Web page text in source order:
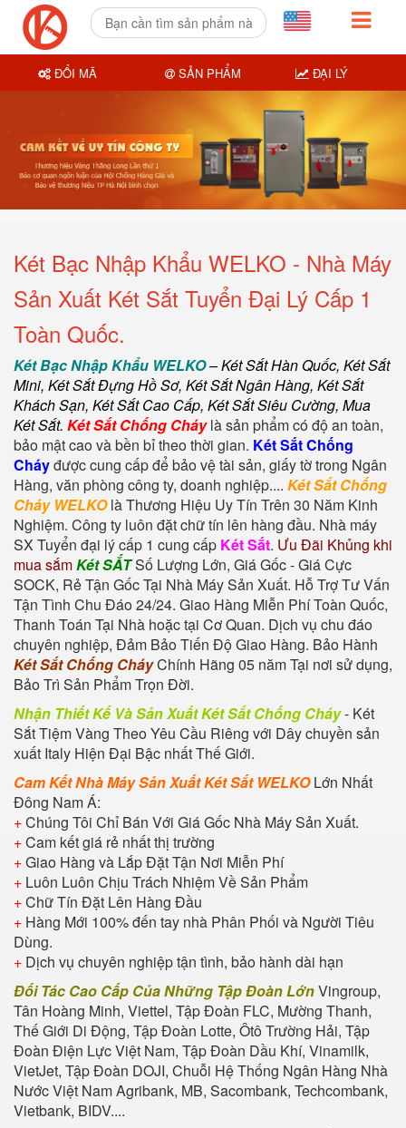
Két Bạc Nhập Khẩu WELKO - Nhà Máy
Sản Xuất Két Sắt Tuyển Đại Lý Cấp 1
Toàn Quốc.
Két Bạc Nhập Khẩu WELKO–Két Sắt Hàn Quốc, Két Sắt
Mini, Két Sắt Đựng Hồ Sơ, Két Sắt Ngân Hàng, Két Sắt
Khách Sạn, Két Sắt Cao Cấp, Két Sắt Siêu Cường, Mua
Két Sắt. Két Sắt Chống Cháylà sản phẩm có độ an toàn,
bảo mật cao và bền bỉ theo thời gian. Két Sắt Chống
Cháyđược cung cấp để bảo vệ tài sản, giấy tờ trong Ngân
Hàng, văn phòng công ty, doanh nghiệp.... Két Sắt Chống
Cháy WELKOlà Thương Hiệu Uy Tín Trên 30 Năm Kinh
Nghiệm. Công ty luôn đặt chữ tín lên hàng đầu. Nhà máy
SX Tuyển đại lý cấp 1 cung cấp Két Sắt. Ưu Đãi Khủng khi
mua sắmKét SẮTSố Lượng Lớn, Giá Gốc - Giá Cực
SOCK, Rẻ Tận Gốc Tại Nhà Máy Sản Xuất. Hỗ Trợ Tư Vấn
Tận Tình Chu Đáo 24/24. Giao Hàng Miễn Phí Toàn Quốc,
Thanh Toán Tại Nhà hoặc tại Cơ Quan. Dịch vụ chu đáo
chuyên nghiệp, Đảm Bảo Tiến Độ Giao Hàng. Bảo Hành
Két Sắt Chống CháyChính Hãng 05 năm Tại nơi sử dụng,
Bảo Trì Sản Phẩm Trọn Đời.
Nhận Thiết Kế Và Sản Xuất Két Sắt Chống Cháy- Két
Sắt Tiệm Vàng Theo Yêu Cầu Riêng với Dây chuyền sản
xuất Italy Hiện Đại Bậc nhất Thế Giới.
Cam Kết Nhà Máy Sản Xuất Két Sắt WELKOLớn Nhất
Đông Nam Á:
+Chúng Tôi Chỉ Bán Với Giá Gốc Nhà Máy Sản Xuất.
+Cam kết giá rẻ nhất thị trường
+Giao Hàng và Lắp Đặt Tận Nơi Miễn Phí
+ Luôn Luôn Chịu Trách Nhiệm Về Sản Phẩm
+Chữ Tín Đặt Lên Hàng Đầu
+ Hàng Mới 100% đến tay nhà Phân Phối và Người Tiêu
Dùng.
+ Dịch vụ chuyên nghiệp tận tình, bảo hành dài hạn
Đối Tác Cao Cấp Của Những Tập Đoàn LớnVingroup,
Tân Hoàng Minh, Viettel, Tập Đoàn FLC, Mường Thanh,
Thế Giới Di Động, Tập Đoàn Lotte, Ôtô Trường Hải, Tập
Đoàn Điện Lực Việt Nam, Tập Đoàn Dầu Khí, Vinamilk,
VietJet, Tập Đoàn DOJI, Chuỗi Hệ Thống Ngân Hàng Nhà
Nước Việt Nam Agribank, MB, Sacombank, Techcombank,
Vietbank, BIDV....
ĐỔI MÃ SẢN PHẨM ĐẠI LÝ